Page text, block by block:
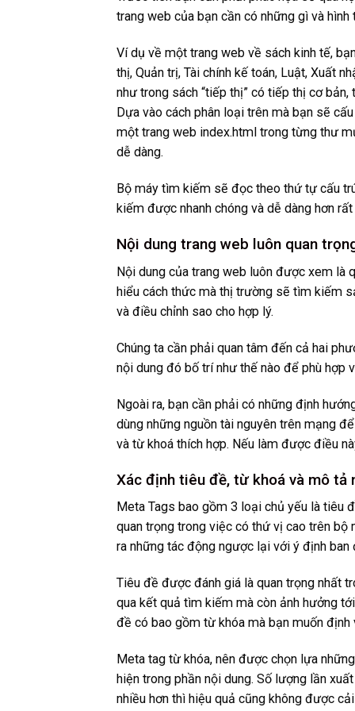
trang web của bạn cần có những gì và hình
Ví dụ về một trang web về sách kinh tế,
thị, Quản trị, Tài chính kế toán, Luật, Xuất
như trong sách “tiếp thị” có tiếp thị cơ
Dựa vào cách phân loại trên mà bạn sẽ
một trang web index.html trong từng thư
dễ dàng.
Bộ máy tìm kiếm sẽ đọc theo thứ tự cấu
kiếm được nhanh chóng và dễ dàng hơn rất
Nội dung trang web luôn quan
Nội dung của trang web luôn được xem là
hiểu cách thức mà thị trường sẽ tìm kiếm
và điều chỉnh sao cho hợp lý.
Chúng ta cần phải quan tâm đến cả hai
nội dung đó bố trí như thế nào để phù hợp
Ngoài ra, bạn cần phải có những định
dùng những nguồn tài nguyên trên mạng
và từ khoá thích hợp. Nếu làm được điều
Xác định tiêu đề, từ khoá và mô tả
Meta Tags bao gồm 3 loại chủ yếu là tiêu
quan trọng trong việc có thứ vị cao trên
ra những tác động ngược lại với ý định ban
Tiêu đề được đánh giá là quan trọng nhất
qua kết quả tìm kiếm mà còn ảnh hưởng
đề có bao gồm từ khóa mà bạn muốn định
Meta tag từ khóa, nên được chọn lựa
hiện trong phần nội dung. Số lượng lần
nhiều hơn thì hiệu quả cũng không được